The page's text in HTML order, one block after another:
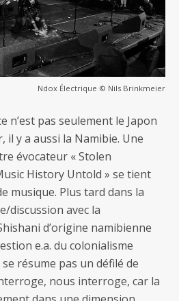
Ndox Électrique © Nils Brinkmeier
n’est pas seulement le Japon
il y a aussi la Namibie. Une
évocateur « Stolen
History Untold » se tient
musique. Plus tard dans la
discussion avec la
d’origine namibienne
e.a. du colonialisme
résume pas un défilé de
nous interroge, car la